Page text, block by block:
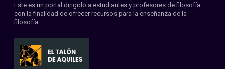
Convenios
Este es un portal dirigido a estudiantes y profesores de filosofía
con la finalidad de ofrecer recursos para la enseñanza de la
filosofía.